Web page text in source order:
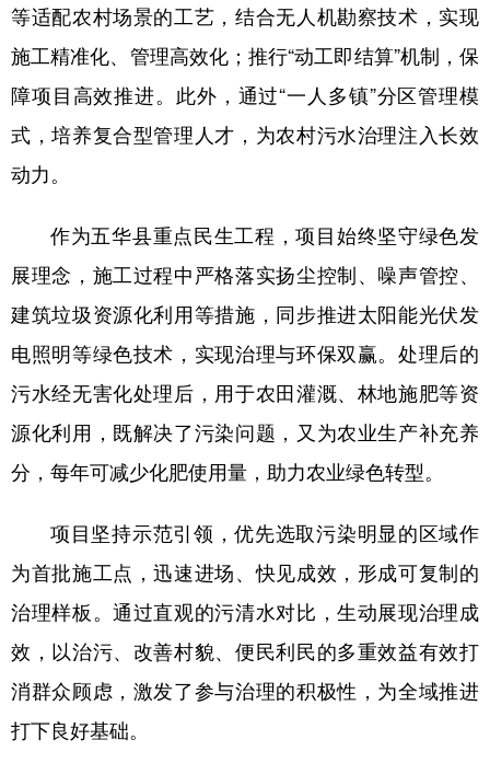
辽宁 吉林 上海 江苏
浙江 安徽 福建 江西
山东 河南 湖北 湖南
陕西 甘肃 青海 宁夏
新疆 内蒙古 黑龙江
多语种频道
English Español Français عربى
Русский язык 日本語 한국어
等适配农村场景的工艺，结合无人机勘察技术，实现
施工精准化、管理高效化；推行“动工即结算”机制，保
障项目高效推进。此外，通过“一人多镇”分区管理模
式，培养复合型管理人才，为农村污水治理注入长效
动力。
作为五华县重点民生工程，项目始终坚守绿色发
展理念，施工过程中严格落实扬尘控制、噪声管控、
建筑垃圾资源化利用等措施，同步推进太阳能光伏发
电照明等绿色技术，实现治理与环保双赢。处理后的
污水经无害化处理后，用于农田灌溉、林地施肥等资
源化利用，既解决了污染问题，又为农业生产补充养
分，每年可减少化肥使用量，助力农业绿色转型。
项目坚持示范引领，优先选取污染明显的区域作
为首批施工点，迅速进场、快见成效，形成可复制的
治理样板。通过直观的污清水对比，生动展现治理成
效，以治污、改善村貌、便民利民的多重效益有效打
消群众顾虑，激发了参与治理的积极性，为全域推进
打下良好基础。